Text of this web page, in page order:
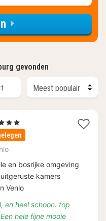
gevonden
3 Sterren
en bosrijke omgeving
kamers
Venlo
en heel schoon. top
hele fijne mooie